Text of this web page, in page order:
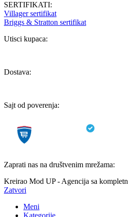
SERTIFIKATI:
Villager sertifikat
Briggs & Stratton sertifikat
Utisci kupaca:
Dostava:
Sajt od poverenja:
Zaprati nas na društvenim mrežama:
Kreirao Mod UP - Agencija sa
Zatvori
Meni
Kategorije